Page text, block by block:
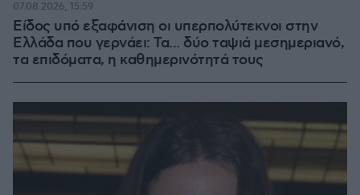
Είδος υπό εξαφάνιση οι υπερπολύτεκνοι στην
Ελλάδα που γερνάει: Τα... δύο ταψιά μεσημεριανό,
τα επιδόματα, η καθημερινότητά τους
07.08.2026, 15:59